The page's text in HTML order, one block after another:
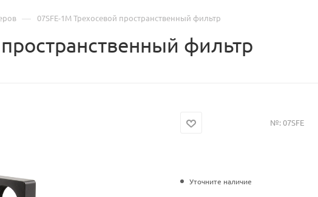
— 07SFE-1M Трехосевой пространственный фильтр
фильтр
№:07SFE
Уточните наличие